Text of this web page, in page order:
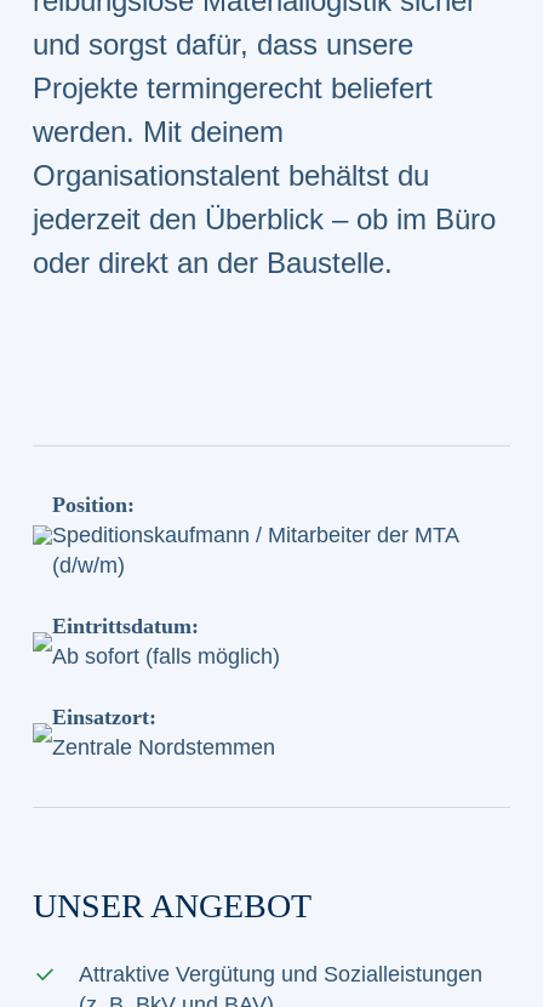
und sorgst dafür, dass unsere
Projekte termingerecht beliefert
werden. Mit deinem
Organisationstalent behältst du
jederzeit den Überblick – ob im Büro
oder direkt an der Baustelle.
Position:
Speditionskaufmann / Mitarbeiter der MTA
(d/w/m)
Eintrittsdatum:
Ab sofort (falls möglich)
Einsatzort:
Zentrale Nordstemmen
UNSER ANGEBOT
Attraktive Vergütung und Sozialleistungen